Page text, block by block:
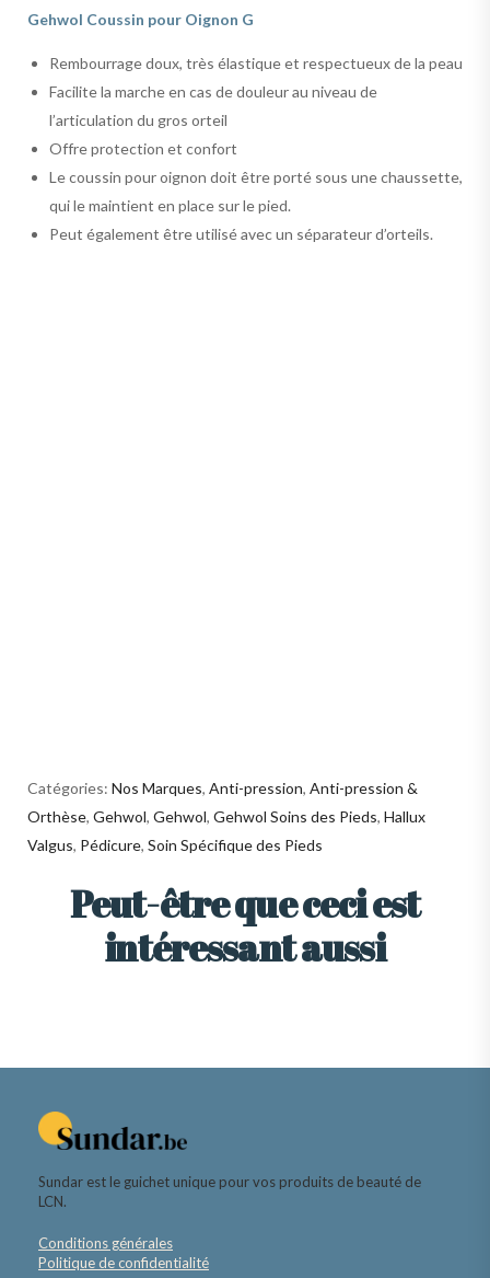
Gehwol Coussin pour Oignon G
Rembourrage doux, très élastique et respectueux de la peau
Facilite la marche en cas de douleur au niveau de
l’articulation du gros orteil
Offre protection et confort
Le coussin pour oignon doit être porté sous une chaussette,
qui le maintient en place sur le pied.
Peut également être utilisé avec un séparateur d’orteils.
Catégories: Nos Marques, Anti-pression, Anti-pression &
Orthèse, Gehwol, Gehwol, Gehwol Soins des Pieds, Hallux
Valgus, Pédicure, Soin Spécifique des Pieds
Peut-être que ceci est
intéressant aussi
Sundar est le guichet unique pour vos produits de beauté de
LCN.
Conditions générales
Politique de confidentialité